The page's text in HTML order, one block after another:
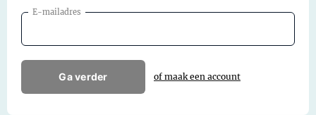
E-mailadres
Ga verder of maak een account